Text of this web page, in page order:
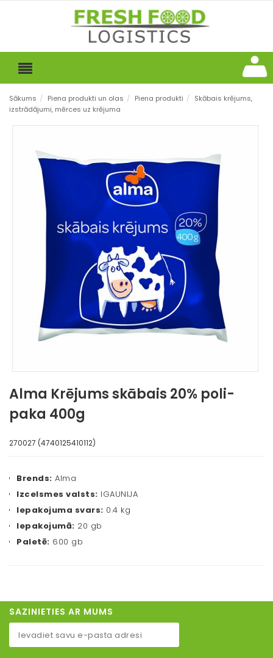
Sākums / Piena produkti un olas / Piena produkti / Skābais krējums,
izstrādājumi, mērces uz krējuma
Alma Krējums skābais 20% poli-
paka 400g
270027 (4740125410112)
Brends: Alma
Izcelsmes valsts: IGAUNIJA
Iepakojuma svars: 0.4 kg
Iepakojumā: 20 gb
Paletē: 600 gb
SAZINIETIES AR MUMS